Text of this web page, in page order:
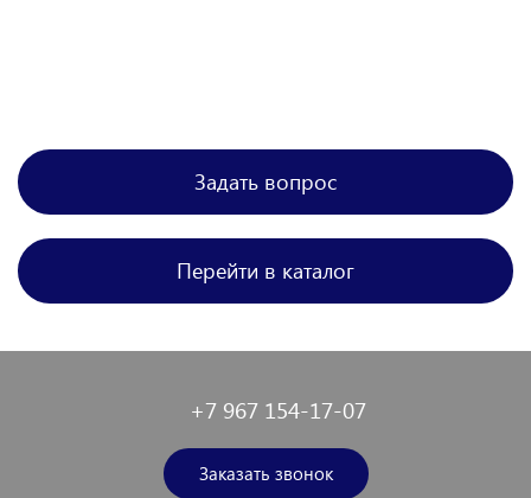
Задать вопрос
Перейти в каталог
+7 967 154-17-07
Заказать звонок